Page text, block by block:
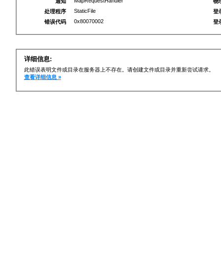
处理程序
StaticFile
错误代码
0x80070002
登
登
详细信息:
此错误表明文件或目录在服务器上不存在。请创建文件或目录并重新尝试请求。
查看详细信息 »